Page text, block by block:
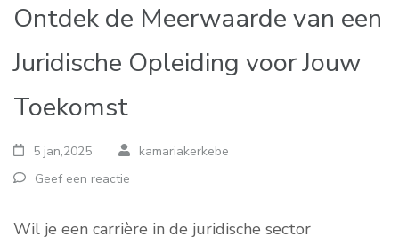
Ontdek de Meerwaarde van een
Juridische Opleiding voor Jouw
Toekomst
5 jan,2025
kamariakerkebe
Geef een reactie
Wil je een carrière in de juridische sector